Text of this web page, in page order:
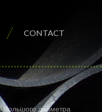
CONTACT
большого диаметра